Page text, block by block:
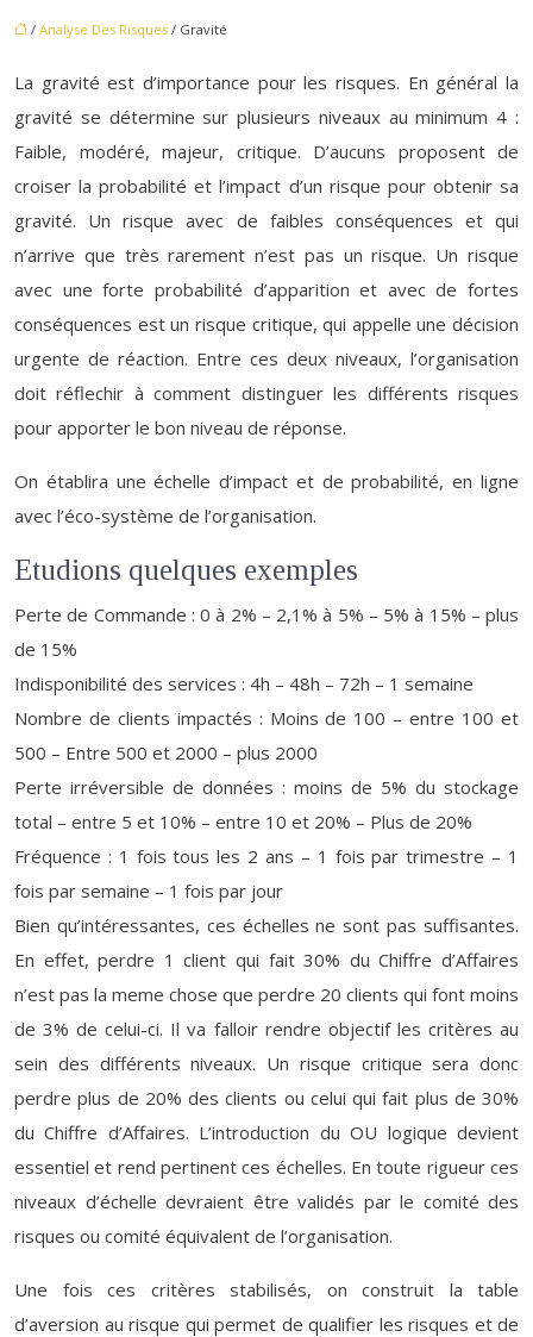
/ Analyse Des Risques / Gravité
La gravité est d’importance pour les risques. En général la
gravité se détermine sur plusieurs niveaux au minimum 4 :
Faible, modéré, majeur, critique. D’aucuns proposent de
croiser la probabilité et l’impact d’un risque pour obtenir sa
gravité. Un risque avec de faibles conséquences et qui
n’arrive que très rarement n’est pas un risque. Un risque
avec une forte probabilité d’apparition et avec de fortes
conséquences est un risque critique, qui appelle une décision
urgente de réaction. Entre ces deux niveaux, l’organisation
doit réflechir à comment distinguer les différents risques
pour apporter le bon niveau de réponse.
On établira une échelle d’impact et de probabilité, en ligne
avec l’éco-système de l’organisation.
Etudions quelques exemples
Perte de Commande : 0 à 2% – 2,1% à 5% – 5% à 15% – plus
de 15%
Indisponibilité des services : 4h – 48h – 72h – 1 semaine
Nombre de clients impactés : Moins de 100 – entre 100 et
500 – Entre 500 et 2000 – plus 2000
Perte irréversible de données : moins de 5% du stockage
total – entre 5 et 10% – entre 10 et 20% – Plus de 20%
Fréquence : 1 fois tous les 2 ans – 1 fois par trimestre – 1
fois par semaine – 1 fois par jour
Bien qu’intéressantes, ces échelles ne sont pas suffisantes.
En effet, perdre 1 client qui fait 30% du Chiffre d’Affaires
n’est pas la meme chose que perdre 20 clients qui font moins
de 3% de celui-ci. Il va falloir rendre objectif les critères au
sein des différents niveaux. Un risque critique sera donc
perdre plus de 20% des clients ou celui qui fait plus de 30%
du Chiffre d’Affaires. L’introduction du OU logique devient
essentiel et rend pertinent ces échelles. En toute rigueur ces
niveaux d’échelle devraient être validés par le comité des
risques ou comité équivalent de l’organisation.
Une fois ces critères stabilisés, on construit la table
d’aversion au risque qui permet de qualifier les risques et de